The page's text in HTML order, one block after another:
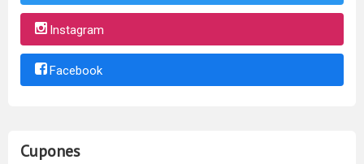
Instagram
Facebook
Cupones